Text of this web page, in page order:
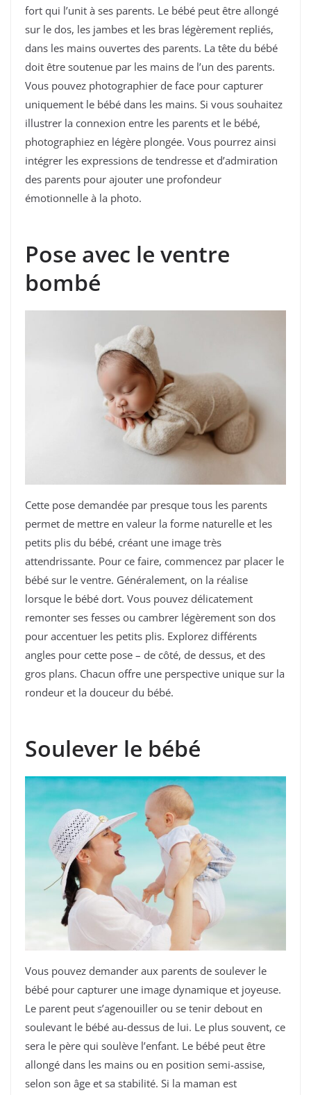
fort qui l’unit à ses parents. Le bébé peut être allongé
sur le dos, les jambes et les bras légèrement repliés,
dans les mains ouvertes des parents. La tête du bébé
doit être soutenue par les mains de l’un des parents.
Vous pouvez photographier de face pour capturer
uniquement le bébé dans les mains. Si vous souhaitez
illustrer la connexion entre les parents et le bébé,
photographiez en légère plongée. Vous pourrez ainsi
intégrer les expressions de tendresse et d’admiration
des parents pour ajouter une profondeur
émotionnelle à la photo.
Pose avec le ventre
bombé
Cette pose demandée par presque tous les parents
permet de mettre en valeur la forme naturelle et les
petits plis du bébé, créant une image très
attendrissante. Pour ce faire, commencez par placer le
bébé sur le ventre. Généralement, on la réalise
lorsque le bébé dort. Vous pouvez délicatement
remonter ses fesses ou cambrer légèrement son dos
pour accentuer les petits plis. Explorez différents
angles pour cette pose – de côté, de dessus, et des
gros plans. Chacun offre une perspective unique sur la
rondeur et la douceur du bébé.
Soulever le bébé
Vous pouvez demander aux parents de soulever le
bébé pour capturer une image dynamique et joyeuse.
Le parent peut s’agenouiller ou se tenir debout en
soulevant le bébé au-dessus de lui. Le plus souvent, ce
sera le père qui soulève l’enfant. Le bébé peut être
allongé dans les mains ou en position semi-assise,
selon son âge et sa stabilité. Si la maman est